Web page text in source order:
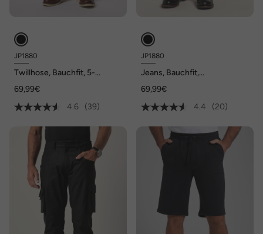
JP1880
Twillhose, Bauchfit, 5-
70/35
69,99€
4.6
(39)
JP1880
Jeans, Bauchfit,
Regular Fit, 5-Pocket, bis Gr.
69,99€
4.4
(20)